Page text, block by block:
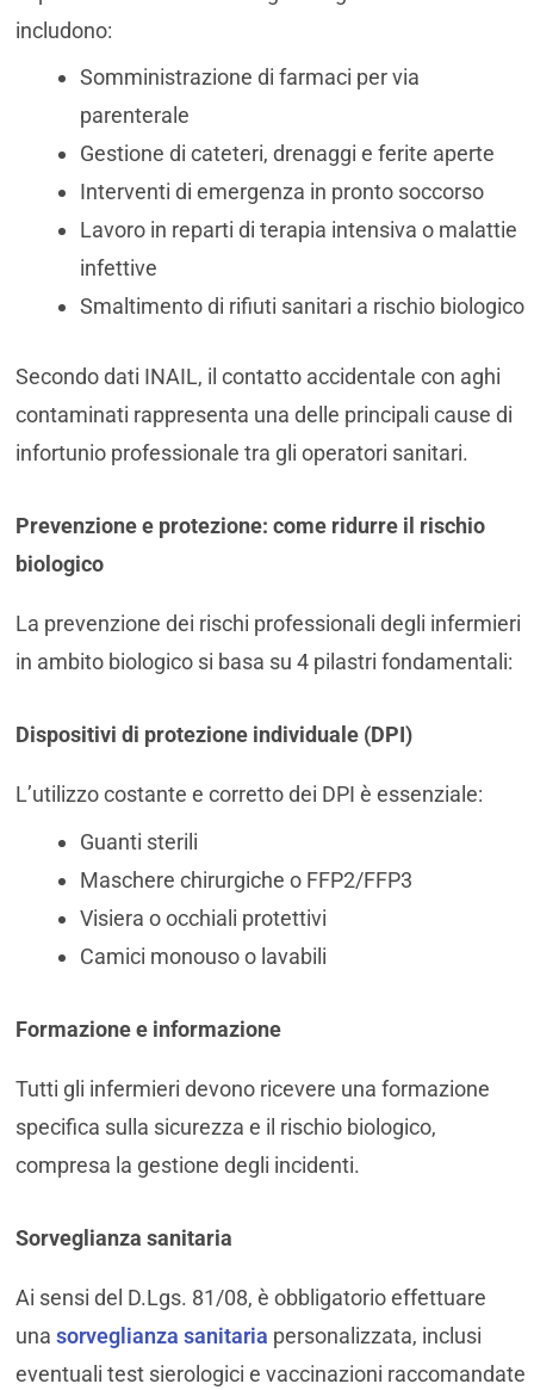
includono:
Somministrazione di farmaci per via
parenterale
Gestione di cateteri, drenaggi e ferite aperte
Interventi di emergenza in pronto soccorso
Lavoro in reparti di terapia intensiva o malattie
infettive
Smaltimento di rifiuti sanitari a rischio biologico
Secondo dati INAIL, il contatto accidentale con aghi
contaminati rappresenta una delle principali cause di
infortunio professionale tra gli operatori sanitari.
Prevenzione e protezione: come ridurre il rischio
biologico
La prevenzione dei rischi professionali degli infermieri
in ambito biologico si basa su 4 pilastri fondamentali:
Dispositivi di protezione individuale (DPI)
L’utilizzo costante e corretto dei DPI è essenziale:
Guanti sterili
Maschere chirurgiche o FFP2/FFP3
Visiera o occhiali protettivi
Camici monouso o lavabili
Formazione e informazione
Tutti gli infermieri devono ricevere una formazione
specifica sulla sicurezza e il rischio biologico,
compresa la gestione degli incidenti.
Sorveglianza sanitaria
Ai sensi del D.Lgs. 81/08, è obbligatorio effettuare
una sorveglianza sanitaria personalizzata, inclusi
eventuali test sierologici e vaccinazioni raccomandate